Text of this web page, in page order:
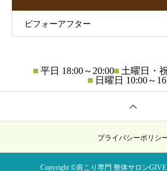
ビフォーアフター
平日 18:00～20:00
土曜日・
日曜日 10:00～
プライバシーポリシ
Copyright ©肩こり専門 整体サロンGIVE